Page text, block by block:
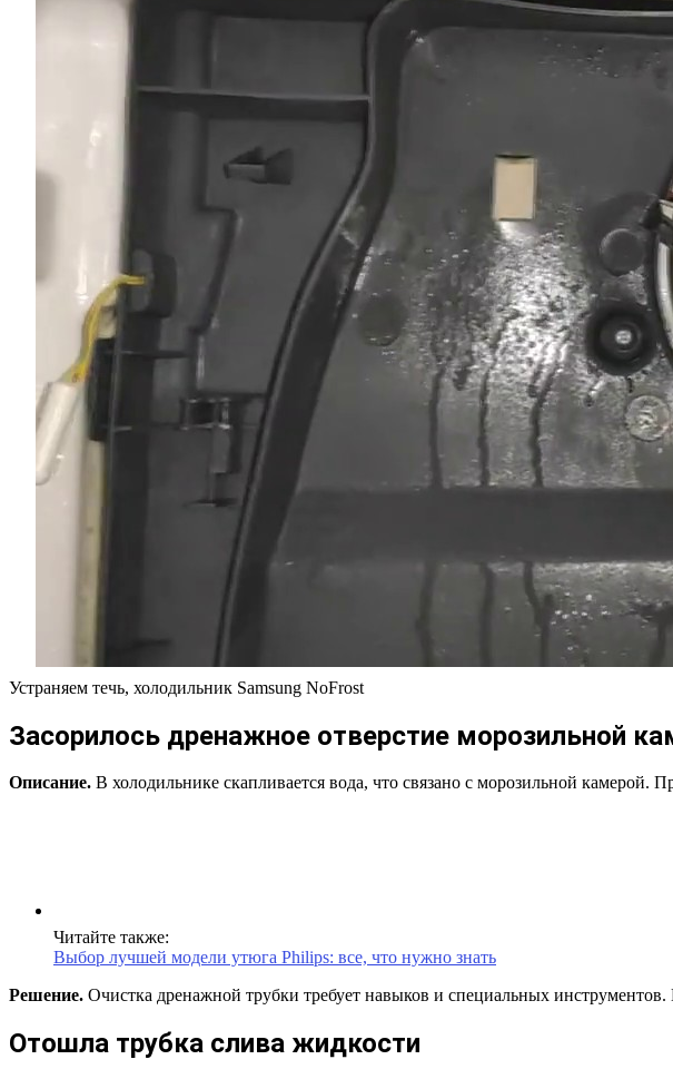
Устраняем течь, холодильник Samsung NoFrost
Засорилось дренажное отверстие морозильной
Описание. В холодильнике скапливается вода, что связано с морозильной камерой.
Читайте также:
Выбор лучшей модели утюга Philips: все, что нужно знать
Решение. Очистка дренажной трубки требует навыков и специальных
Отошла трубка слива жидкости